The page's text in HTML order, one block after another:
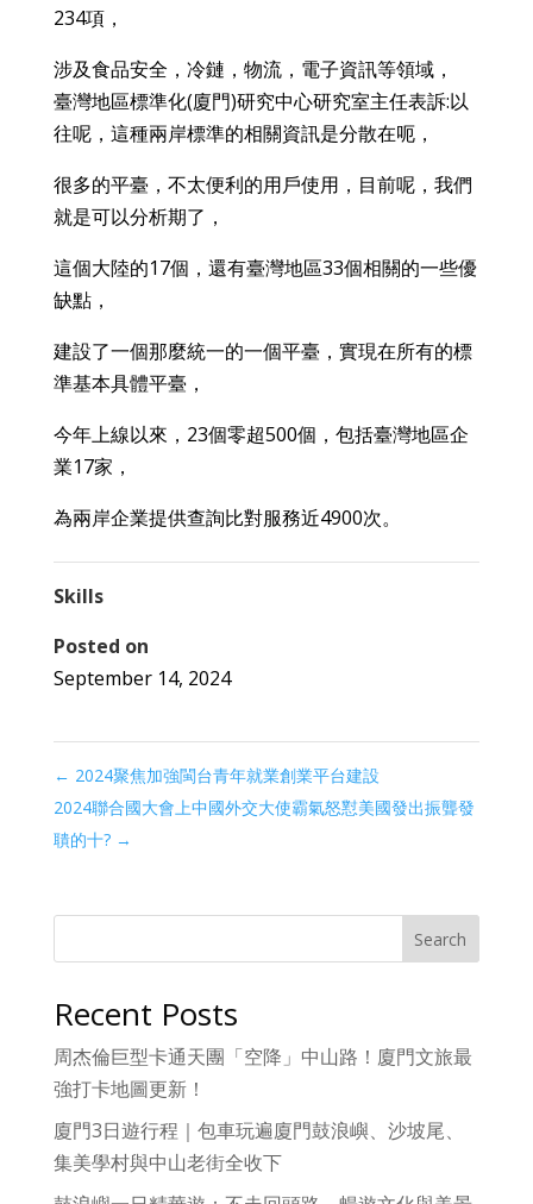
234項，
涉及食品安全，冷鏈，物流，電子資訊等領域，
臺灣地區標準化(廈門)研究中心研究室主任表訴:以
往呢，這種兩岸標準的相關資訊是分散在呃，
很多的平臺，不太便利的用戶使用，目前呢，我們
就是可以分析期了，
這個大陸的17個，還有臺灣地區33個相關的一些優
缺點，
建設了一個那麼統一的一個平臺，實現在所有的標
準基本具體平臺，
今年上線以來，23個零超500個，包括臺灣地區企
業17家，
為兩岸企業提供查詢比對服務近4900次。
Skills
Posted on
September 14, 2024
← 2024聚焦加強閩台青年就業創業平台建設
2024聯合國大會上中國外交大使霸氣怒懟美國發出振聾發
聵的十? →
Search
Recent Posts
周杰倫巨型卡通天團「空降」中山路！廈門文旅最
強打卡地圖更新！
廈門3日遊行程｜包車玩遍廈門鼓浪嶼、沙坡尾、
集美學村與中山老街全收下